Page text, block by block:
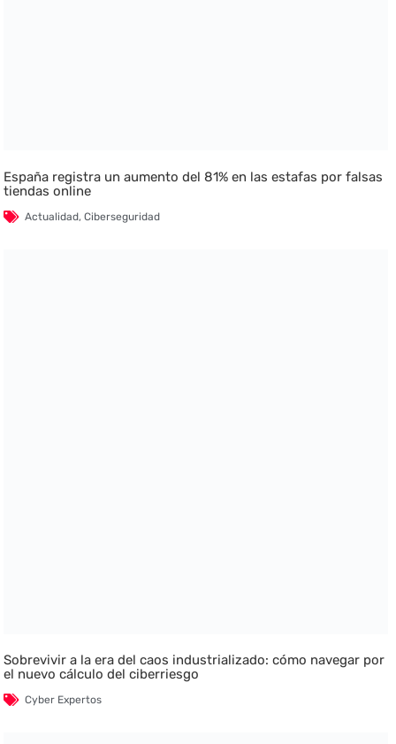
España registra un aumento del 81% en las estafas por falsas
tiendas online
Actualidad,Ciberseguridad
Sobrevivir a la era del caos industrializado: cómo navegar por
el nuevo cálculo del ciberriesgo
Cyber Expertos